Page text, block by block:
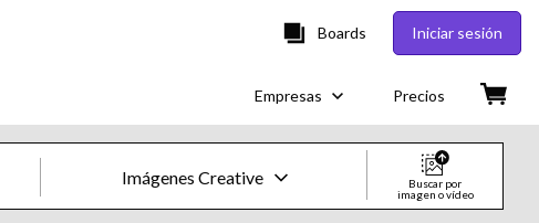
Boards Iniciar sesión
Empresas Precios
Imágenes Creative
Buscar por
imagen o vídeo